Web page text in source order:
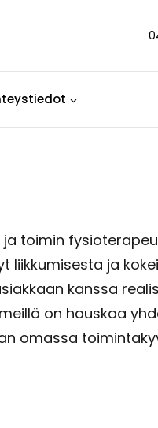
ja toimin
liikkumisesta ja
kanssa
on hauskaa
omassa